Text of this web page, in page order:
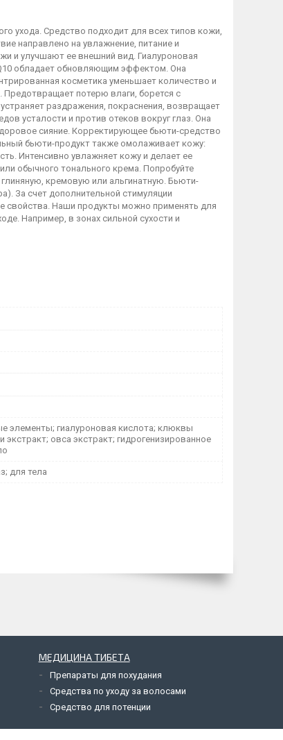
ухода. Средство подходит для всех типов кожи,
направлено на увлажнение, питание и
и улучшают ее внешний вид. Гиалуроновая
обладает обновляющим эффектом. Она
косметика уменьшает количество и
Предотвращает потерю влаги, борется с
раздражения, покраснения, возвращает
усталости и против отеков вокруг глаз. Она
сияние. Корректирующее бьюти-средство
бьюти-продукт также омолаживает кожу:
Интенсивно увлажняет кожу и делает ее
обычного тонального крема. Попробуйте
кремовую или альгинатную. Бьюти-
За счет дополнительной стимуляции
свойства. Наши продукты можно применять для
Например, в зонах сильной сухости и
элементы; гиалуроновая кислота; клюквы
экстракт; овса экстракт; гидрогенизированное
для тела
МЕДИЦИНА ТИБЕТА
Препараты для похудания
Средства по уходу за волосами
Средство для потенции